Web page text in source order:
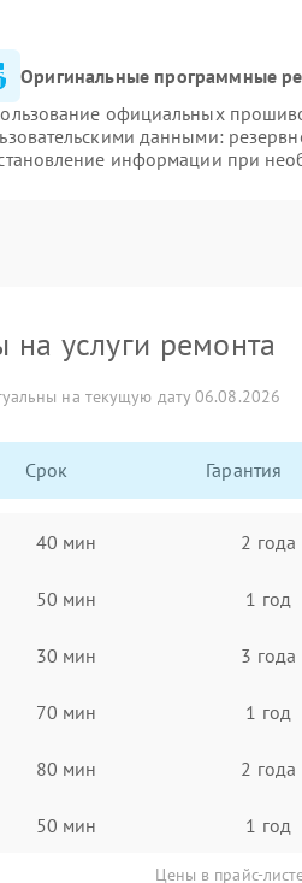
Оригинальные программные
официальных
данными:
информации при
на услуги ремонта
на текущую дату 06.08.2026
Срок Гарантия
40 мин 2 года
50 мин 1 год
30 мин 3 года
70 мин 1 год
80 мин 2 года
50 мин 1 год
Цены в прайс-